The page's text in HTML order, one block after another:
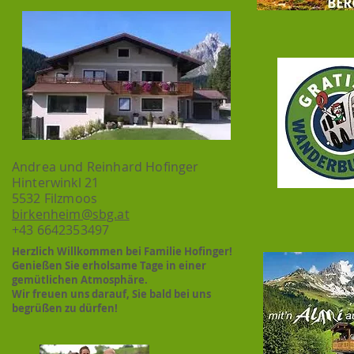
Andrea und Reinhard Hofinger
Hinterwinkl 21
5532 Filzmoos
birkenheim@sbg.at
+43 6642353497
Herzlich Willkommen bei Familie Hofinger!
Genießen Sie erholsame Tage in einer
gemütlichen Atmosphäre.
Wir freuen uns darauf, Sie bald bei uns
begrüßen zu dürfen!